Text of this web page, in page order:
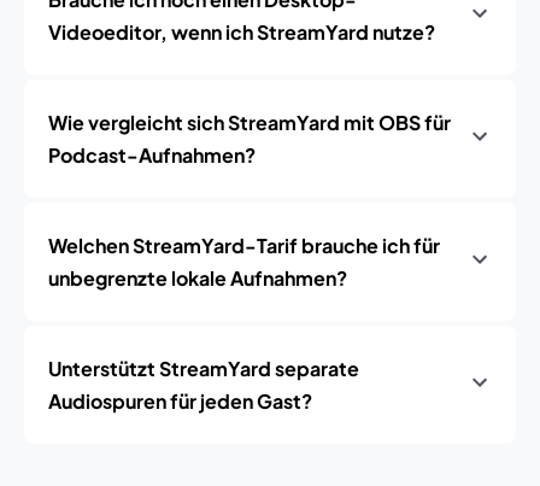
Videoeditor, wenn ich StreamYard nutze?
Wie vergleicht sich StreamYard mit OBS für
Podcast-Aufnahmen?
Welchen StreamYard-Tarif brauche ich für
unbegrenzte lokale Aufnahmen?
Unterstützt StreamYard separate
Audiospuren für jeden Gast?